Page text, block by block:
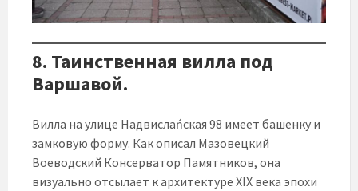
8. Таинственная вилла под
Варшавой.
Вилла на улице Надвислаńская 98 имеет башенку и
замковую форму. Как описал Мазовецкий
Воеводский Консерватор Памятников, она
визуально отсылает к архитектуре XIX века эпохи